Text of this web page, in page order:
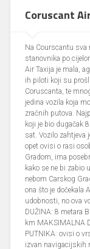
Coruscant
Na Courscantu
stanovnika po
Air Taxija je mala,
ih piloti koji su
Coruscanta, te
jedina vozila koja
zračnih putova.
koji je bio dugačak
sat. Vozilo zahtjeva
opet ovisi o rasi
Gradom, ima
kako se ne bi zabio
nebom Carskog
ona što je dočekala
udobnosti, no ova
DUŽINA: 8 metara
km MAKSIMALNA
PUTNIKA: ovisi o
izvan navigacijskih